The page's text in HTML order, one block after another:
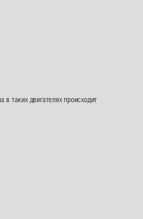
таких двигателях происходит